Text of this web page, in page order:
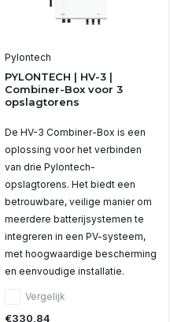
Pylontech
PYLONTECH | HV-3 |
Combiner-Box voor 3
opslagtorens
De HV-3 Combiner-Box is een
oplossing voor het verbinden
van drie Pylontech-
opslagtorens. Het biedt een
betrouwbare, veilige manier om
meerdere batterijsystemen te
integreren in een PV-systeem,
met hoogwaardige bescherming
en eenvoudige installatie.
Vergelijk
€330,84